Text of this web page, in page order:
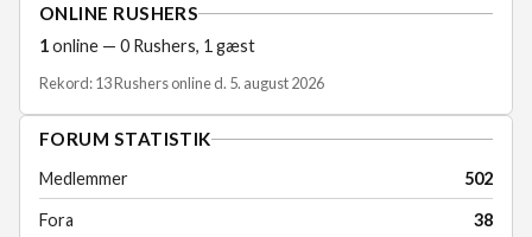
ONLINE RUSHERS
1online — 0 Rushers, 1 gæst
Rekord: 13 Rushers online d. 5. august 2026
FORUM STATISTIK
Medlemmer 502
Fora 38